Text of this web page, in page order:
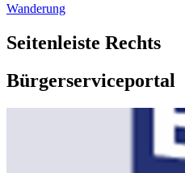
Wanderung
Seitenleiste Rechts
Bürgerserviceportal